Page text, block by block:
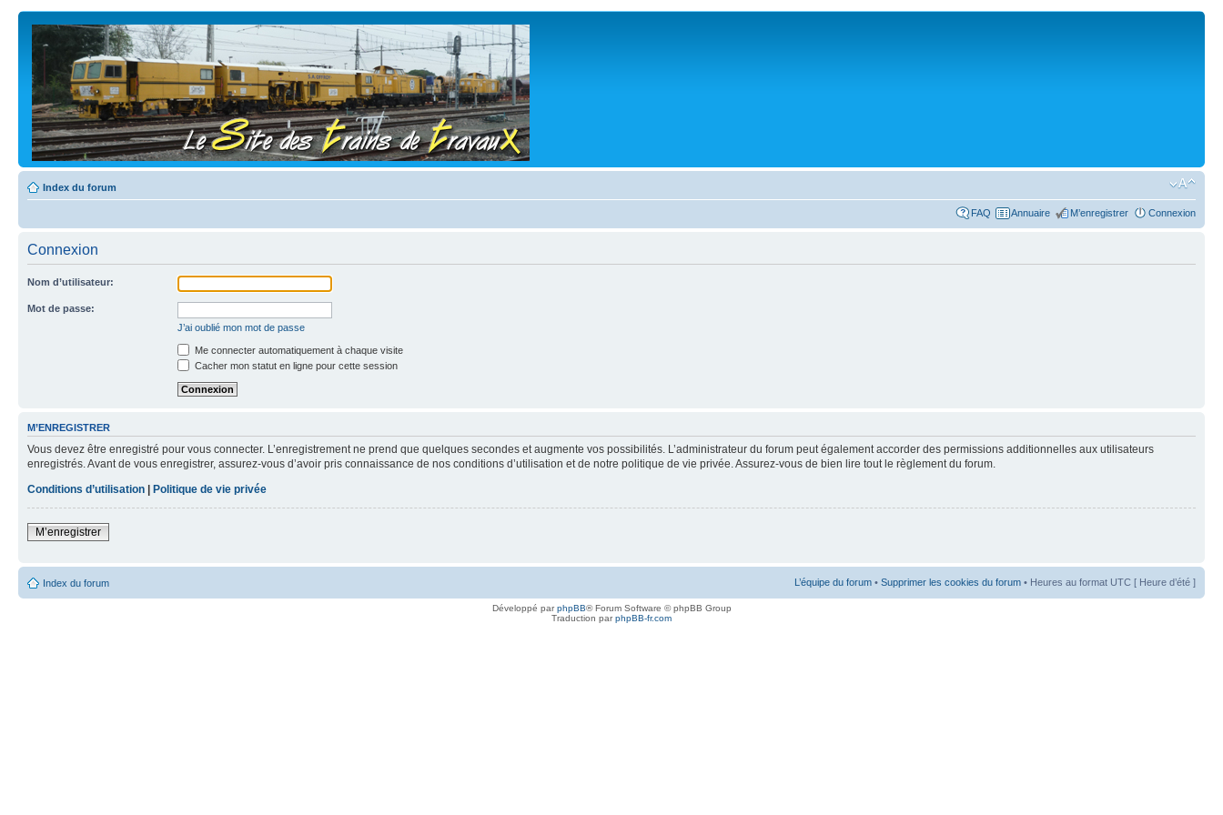
Index du forum
FAQ Annuaire M’enregistrer Connexion
Connexion
Nom d’utilisateur:
Mot de passe:
J’ai oublié mon mot de passe
Me connecter automatiquement à chaque visite
Cacher mon statut en ligne pour cette session
M’ENREGISTRER
Vous devez être enregistré pour vous connecter. L’enregistrement ne prend que quelques secondes et augmente vos possibilités. L’administrateur du forum peut également accorder des permissions additionnelles aux utilisateurs
enregistrés. Avant de vous enregistrer, assurez-vous d’avoir pris connaissance de nos conditions d’utilisation et de notre politique de vie privée. Assurez-vous de bien lire tout le règlement du forum.
Conditions d’utilisation | Politique de vie privée
M’enregistrer
Index du forum L’équipe du forum • Supprimer les cookies du forum • Heures au format UTC [ Heure d’été ]
Développé parphpBB® Forum Software © phpBB Group
Traduction parphpBB-fr.com